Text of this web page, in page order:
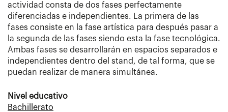
actividad consta de dos fases perfectamente
diferenciadas e independientes. La primera de las
fases consiste en la fase artística para después pasar a
la segunda de las fases siendo esta la fase tecnológica.
Ambas fases se desarrollarán en espacios separados e
independientes dentro del stand, de tal forma, que se
puedan realizar de manera simultánea.
Nivel educativo
Bachillerato